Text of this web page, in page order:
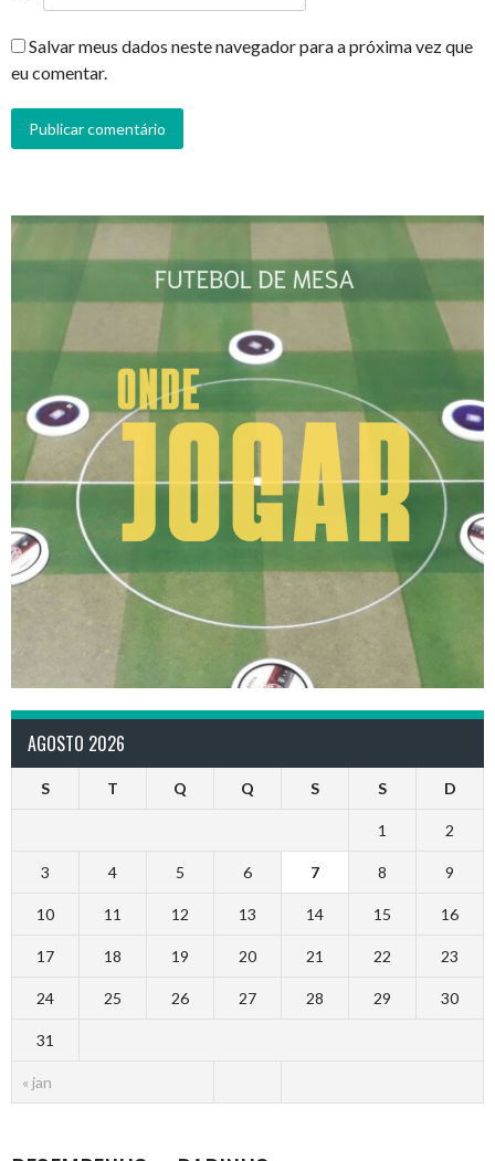
Salvar meus dados neste navegador para a próxima vez que
eu comentar.
AGOSTO 2026
S T Q Q S S D
« jan
1 2
3 4 5 6 7 8 9
10 11 12 13 14 15 16
17 18 19 20 21 22 23
24 25 26 27 28 29 30
31